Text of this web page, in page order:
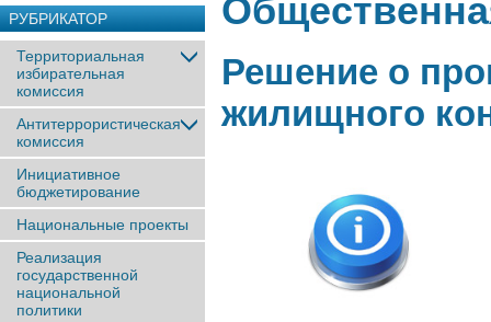
РУБРИКАТОР
Территориальная
избирательная
комиссия
Антитеррористическая
комиссия
Инициативное
бюджетирование
Национальные проекты
Реализация
государственной
национальной
политики
Решение о
жилищного